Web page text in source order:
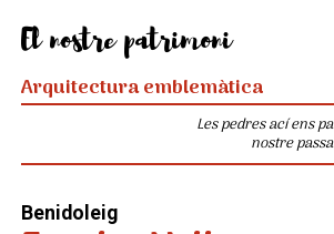
El nostre patrimoni
Arquitectura emblemàtica
Les pedres ací ens
nostre
Benidoleig